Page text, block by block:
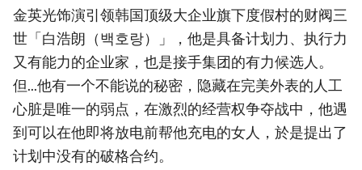
金英光饰演引领韩国顶级大企业旗下度假村的财阀三
世「白浩朗（백호랑）」，他是具备计划力、执行力
又有能力的企业家，也是接手集团的有力候选人。
但...他有一个不能说的秘密，隐藏在完美外表的人工
心脏是唯一的弱点，在激烈的经营权争夺战中，他遇
到可以在他即将放电前帮他充电的女人，於是提出了
计划中没有的破格合约。